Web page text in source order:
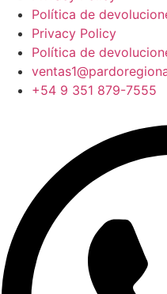
Política de
Privacy Policy
Política de
+54 9 351 879-7555